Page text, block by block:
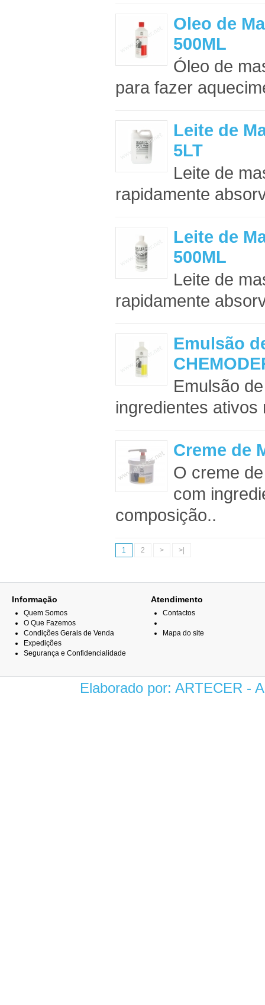
Oleo de
500ML
Óleo de
para fazer
Leite de
5LT
Leite de
rapidamente
Leite de
500ML
Leite de
rapidamente
Emulsão
Emulsão
ingredientes
Creme de
O creme
com
composição..
1 2 > >|
Informação
Quem Somos
O Que Fazemos
Condições Gerais de Venda
Expedições
Segurança e Confidencialidade
Atendimento
Contactos
Mapa do site
Elaborado por: ARTECER -